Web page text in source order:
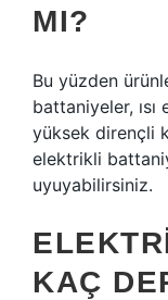
MI?
Bu yüzden
battaniyeler,
yüksek dirençli
elektrikli
uyuyabilirsiniz.
KAÇ